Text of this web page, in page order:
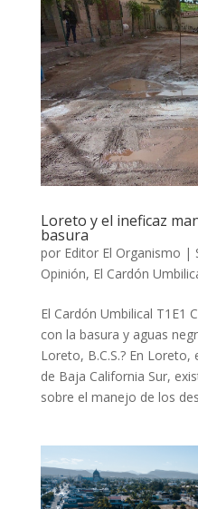
Loreto y el ineficaz
basura
por Editor El Organismo |
Opinión, El Cardón
El Cardón Umbilical T1E1
con la basura y aguas
Loreto, B.C.S.? En
de Baja California Sur,
sobre el manejo de los